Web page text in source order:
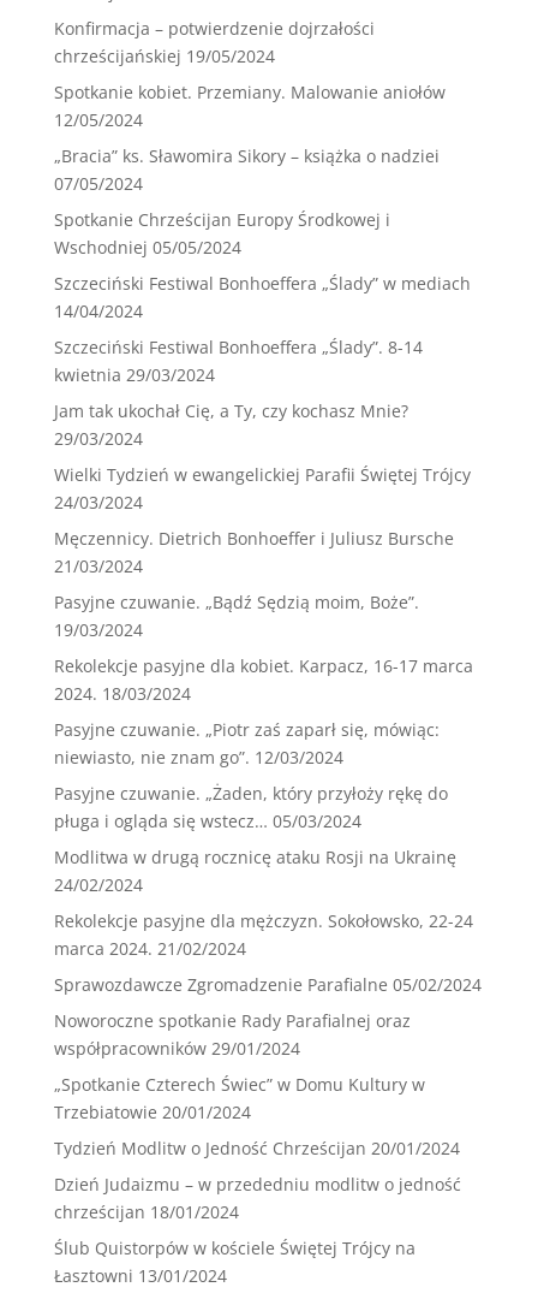
Konfirmacja – potwierdzenie dojrzałości
chrześcijańskiej 19/05/2024
Spotkanie kobiet. Przemiany. Malowanie aniołów
12/05/2024
„Bracia” ks. Sławomira Sikory – książka o nadziei
07/05/2024
Spotkanie Chrześcijan Europy Środkowej i
Wschodniej 05/05/2024
Szczeciński Festiwal Bonhoeffera „Ślady” w mediach
14/04/2024
Szczeciński Festiwal Bonhoeffera „Ślady”. 8-14
kwietnia 29/03/2024
Jam tak ukochał Cię, a Ty, czy kochasz Mnie?
29/03/2024
Wielki Tydzień w ewangelickiej Parafii Świętej Trójcy
24/03/2024
Męczennicy. Dietrich Bonhoeffer i Juliusz Bursche
21/03/2024
Pasyjne czuwanie. „Bądź Sędzią moim, Boże”.
19/03/2024
Rekolekcje pasyjne dla kobiet. Karpacz, 16-17 marca
2024. 18/03/2024
Pasyjne czuwanie. „Piotr zaś zaparł się, mówiąc:
niewiasto, nie znam go”. 12/03/2024
Pasyjne czuwanie. „Żaden, który przyłoży rękę do
pługa i ogląda się wstecz… 05/03/2024
Modlitwa w drugą rocznicę ataku Rosji na Ukrainę
24/02/2024
Rekolekcje pasyjne dla mężczyzn. Sokołowsko, 22-24
marca 2024. 21/02/2024
Sprawozdawcze Zgromadzenie Parafialne 05/02/2024
Noworoczne spotkanie Rady Parafialnej oraz
współpracowników 29/01/2024
„Spotkanie Czterech Świec” w Domu Kultury w
Trzebiatowie 20/01/2024
Tydzień Modlitw o Jedność Chrześcijan 20/01/2024
Dzień Judaizmu – w przededniu modlitw o jedność
chrześcijan 18/01/2024
Ślub Quistorpów w kościele Świętej Trójcy na
Łasztowni 13/01/2024